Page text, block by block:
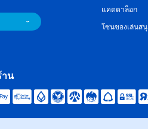
แคตตาล็อก
โซนของเล่นส
าน